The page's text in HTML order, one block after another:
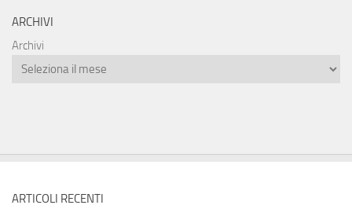
ARCHIVI
Archivi
ARTICOLI RECENTI